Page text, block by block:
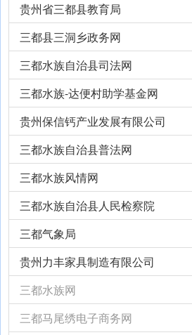
贵州省三都县教育局
三都县三洞乡政务网
三都水族自治县司法网
三都水族-达便村助学基金网
贵州保信钙产业发展有限公司
三都水族自治县普法网
三都水族风情网
三都水族自治县人民检察院
三都气象局
贵州力丰家具制造有限公司
三都水族网
三都马尾绣电子商务网